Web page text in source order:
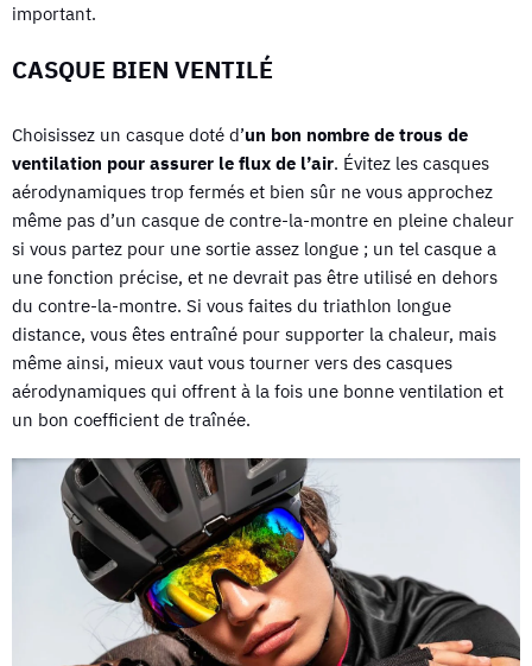
important.
CASQUE BIEN VENTILÉ
Choisissez un casque doté d’un bon nombre de trous de
ventilation pour assurer le flux de l’air. Évitez les casques
aérodynamiques trop fermés et bien sûr ne vous approchez
même pas d’un casque de contre-la-montre en pleine chaleur
si vous partez pour une sortie assez longue ; un tel casque a
une fonction précise, et ne devrait pas être utilisé en dehors
du contre-la-montre. Si vous faites du triathlon longue
distance, vous êtes entraîné pour supporter la chaleur, mais
même ainsi, mieux vaut vous tourner vers des casques
aérodynamiques qui offrent à la fois une bonne ventilation et
un bon coefficient de traînée.